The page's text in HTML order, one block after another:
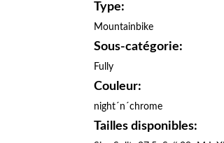
Type:
Mountainbike
Sous-catégorie:
Fully
Couleur:
night´n´chrome
Tailles disponibles: